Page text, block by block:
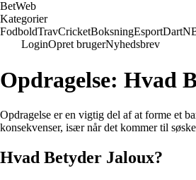
BetWeb
Kategorier
FodboldTravCricketBoksningEsportDart
LoginOpret brugerNyhedsbrev
Opdragelse: Hvad
Opdragelse er en vigtig del af at forme et
konsekvenser, især når det kommer til
Hvad Betyder Jaloux?